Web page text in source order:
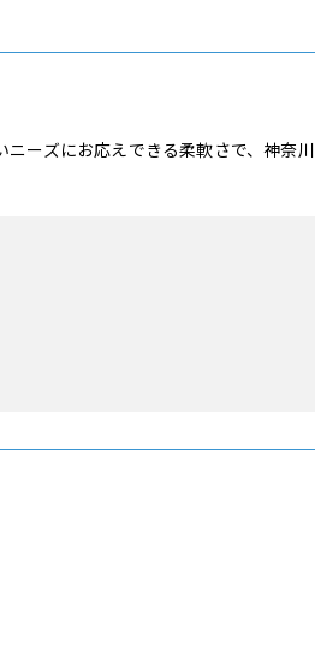
ーズにお応えできる柔軟さで、神奈川